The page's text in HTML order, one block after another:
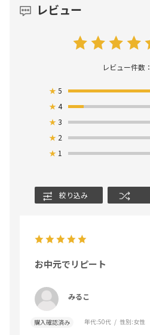
レビュー
レビュー件数：
★5
★4
★3
★ 2
★ 1
絞り込み
お中元でリピート
みるこ
購入確認済み 年代:50代 性別:女性